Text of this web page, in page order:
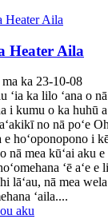
Heater Aila
ka 23-10-08
ʻia ka lilo ʻana o
i kumu o ka huhū
no nā poʻe
e hoʻoponopono i
nā mea kūʻai aku
ʻē aʻe e
lāʻau, nā mea
ʻaila....
aku